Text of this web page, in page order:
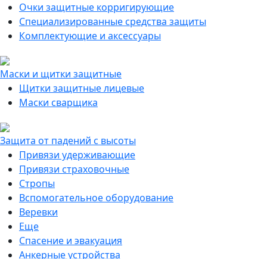
Очки защитные корригирующие
Специализированные средства защиты
Комплектующие и аксессуары
Маски и щитки защитные
Щитки защитные лицевые
Маски сварщика
Защита от падений с высоты
Привязи удерживающие
Привязи страховочные
Стропы
Вспомогательное оборудование
Веревки
Еще
Спасение и эвакуация
Анкерные устройства